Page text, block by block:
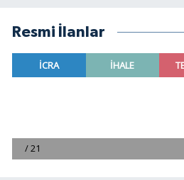
Resmi İlanlar